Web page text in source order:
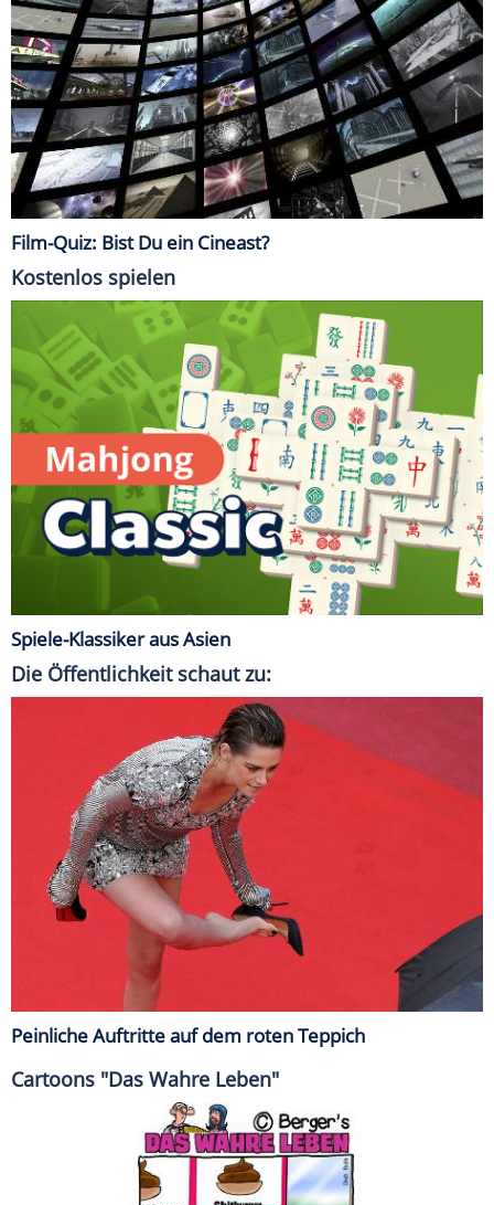
Film-Quiz: Bist Du ein Cineast?
Kostenlos spielen
Spiele-Klassiker aus Asien
Die Öffentlichkeit schaut zu:
Peinliche Auftritte auf dem roten Teppich
Cartoons "Das Wahre Leben"